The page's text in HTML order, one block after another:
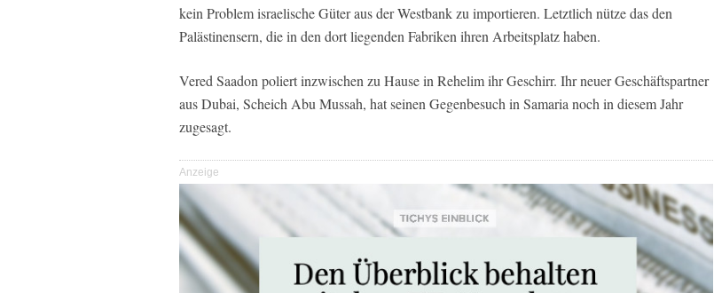
kein Problem israelische Güter aus der Westbank zu importieren. Letztlich nütze das den
Palästinensern, die in den dort liegenden Fabriken ihren Arbeitsplatz haben.
Vered Saadon poliert inzwischen zu Hause in Rehelim ihr Geschirr. Ihr neuer Geschäftspartner
aus Dubai, Scheich Abu Mussah, hat seinen Gegenbesuch in Samaria noch in diesem Jahr
zugesagt.
Anzeige